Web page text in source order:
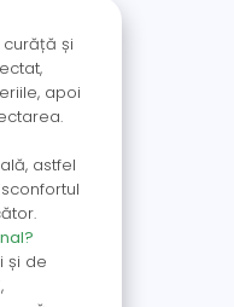
și
apoi
astfel
și de